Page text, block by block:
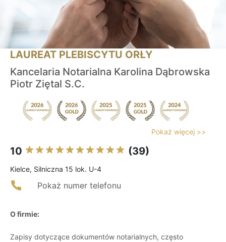
LAUREAT PLEBISCYTU ORŁY
Kancelaria Notarialna Karolina Dąbrowska
Piotr Ziętal S.C.
Pokaż więcej >>
10 (39)
Kielce, Silniczna 15 lok. U-4
Pokaż numer telefonu
O firmie:
Zapisy dotyczące dokumentów notarialnych, często